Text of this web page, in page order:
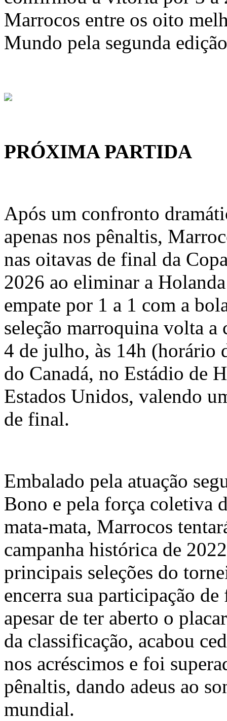
Marrocos entre os oito
Mundo pela segunda
PRÓXIMA PARTIDA
Após um confronto
apenas nos pênaltis,
nas oitavas de final da
2026 ao eliminar a
empate por 1 a 1 com a
seleção marroquina volta a
4 de julho, às 14h (horário
do Canadá, no Estádio de
Estados Unidos, valendo
de final.
Embalado pela atuação
Bono e pela força coletiva
mata-mata, Marrocos
campanha histórica de
principais seleções do
encerra sua participação
apesar de ter aberto o
da classificação, acabou
nos acréscimos e foi
pênaltis, dando adeus ao
mundial.